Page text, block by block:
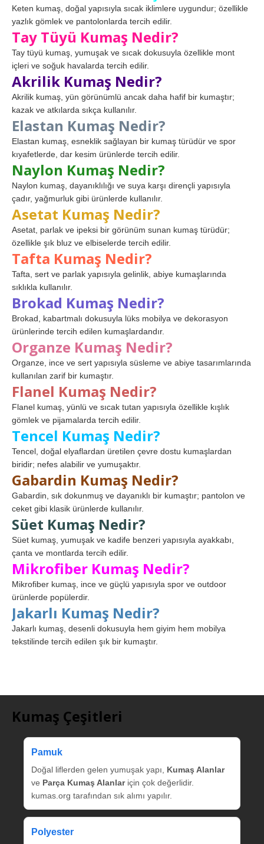
Keten kumaş, doğal yapısıyla sıcak iklimlere uygundur; özellikle
yazlık gömlek ve pantolonlarda tercih edilir.
Tay Tüyü Kumaş Nedir?
Tay tüyü kumaş, yumuşak ve sıcak dokusuyla özellikle mont
içleri ve soğuk havalarda tercih edilir.
Akrilik Kumaş Nedir?
Akrilik kumaş, yün görünümlü ancak daha hafif bir kumaştır;
kazak ve atkılarda sıkça kullanılır.
Elastan Kumaş Nedir?
Elastan kumaş, esneklik sağlayan bir kumaş türüdür ve spor
kıyafetlerde, dar kesim ürünlerde tercih edilir.
Naylon Kumaş Nedir?
Naylon kumaş, dayanıklılığı ve suya karşı dirençli yapısıyla
çadır, yağmurluk gibi ürünlerde kullanılır.
Asetat Kumaş Nedir?
Asetat, parlak ve ipeksi bir görünüm sunan kumaş türüdür;
özellikle şık bluz ve elbiselerde tercih edilir.
Tafta Kumaş Nedir?
Tafta, sert ve parlak yapısıyla gelinlik, abiye kumaşlarında
sıklıkla kullanılır.
Brokad Kumaş Nedir?
Brokad, kabartmalı dokusuyla lüks mobilya ve dekorasyon
ürünlerinde tercih edilen kumaşlardandır.
Organze Kumaş Nedir?
Organze, ince ve sert yapısıyla süsleme ve abiye tasarımlarında
kullanılan zarif bir kumaştır.
Flanel Kumaş Nedir?
Flanel kumaş, yünlü ve sıcak tutan yapısıyla özellikle kışlık
gömlek ve pijamalarda tercih edilir.
Tencel Kumaş Nedir?
Tencel, doğal elyaflardan üretilen çevre dostu kumaşlardan
biridir; nefes alabilir ve yumuşaktır.
Gabardin Kumaş Nedir?
Gabardin, sık dokunmuş ve dayanıklı bir kumaştır; pantolon ve
ceket gibi klasik ürünlerde kullanılır.
Süet Kumaş Nedir?
Süet kumaş, yumuşak ve kadife benzeri yapısıyla ayakkabı,
çanta ve montlarda tercih edilir.
Mikrofiber Kumaş Nedir?
Mikrofiber kumaş, ince ve güçlü yapısıyla spor ve outdoor
ürünlerde popülerdir.
Jakarlı Kumaş Nedir?
Jakarlı kumaş, desenli dokusuyla hem giyim hem mobilya
tekstilinde tercih edilen şık bir kumaştır.
Kumaş Çeşitleri
Pamuk
Doğal liflerden gelen yumuşak yapı, Kumaş Alanlar
ve Parça Kumaş Alanlariçin çok değerlidir.
kumas.org tarafından sık alımı yapılır.
Polyester